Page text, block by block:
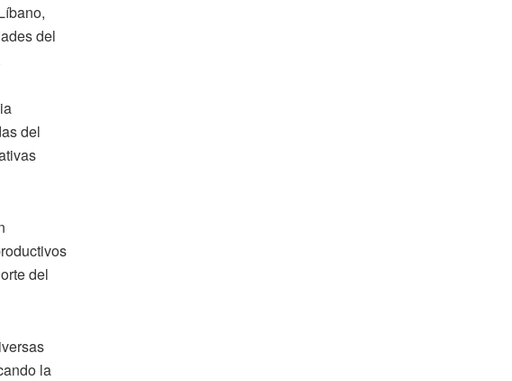
del
del
del
la